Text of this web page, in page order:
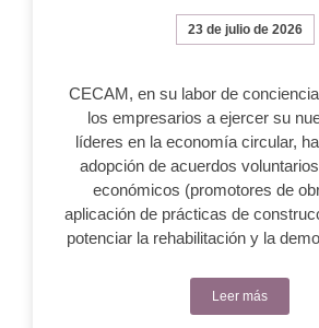
23 de julio de 2026
CECAM, en su labor de
los empresarios a ejercer su
líderes en la economía circular,
adopción de acuerdos
económicos (promotores de
aplicación de prácticas de
potenciar la rehabilitación y la
Leer más